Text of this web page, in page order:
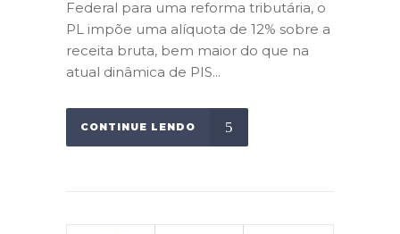
Federal para uma reforma tributária, o
PL impõe uma alíquota de 12% sobre a
receita bruta, bem maior do que na
atual dinâmica de PIS...
CONTINUE LENDO